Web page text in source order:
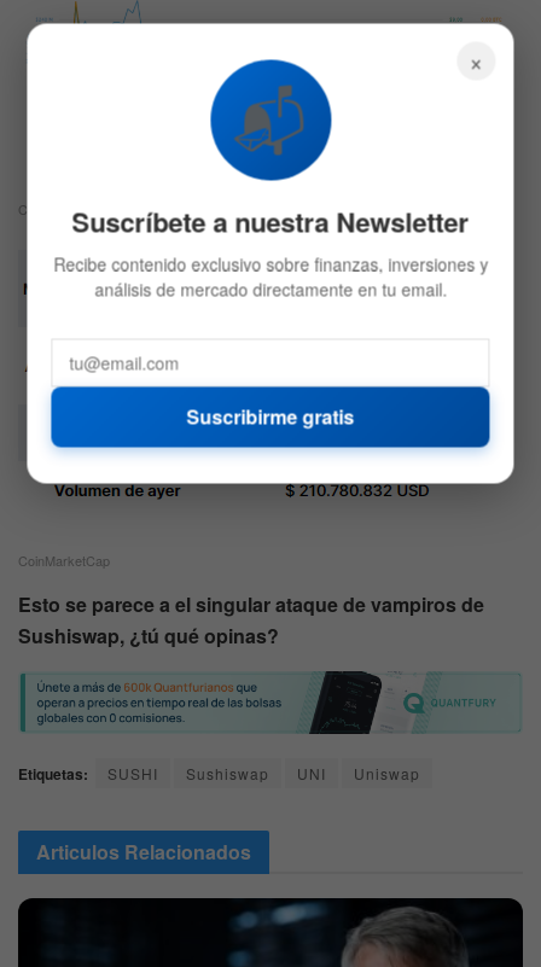
CoinMarketCap
CoinMarketCap
Esto se parece a el singular ataque de vampiros de
Sushiswap, ¿tú qué opinas?
Etiquetas: SUSHI Sushiswap UNI Uniswap
Articulos Relacionados
×
📬
Suscríbete a nuestra Newsletter
Recibe contenido exclusivo sobre finanzas, inversiones y
análisis de mercado directamente en tu email.
Suscribirme gratis